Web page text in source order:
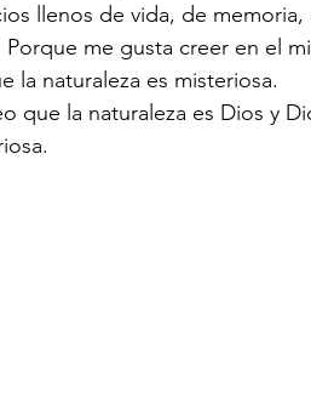
llenos de vida, de
Porque me gusta creer en el
la naturaleza es misteriosa.
que la naturaleza es Dios y